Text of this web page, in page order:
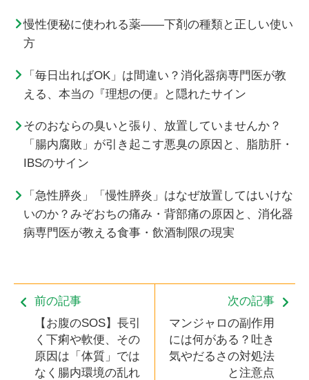
慢性便秘に使われる薬——下剤の種類と正しい使い
方
「毎日出ればOK」は間違い？消化器病専門医が教
える、本当の『理想の便』と隠れたサイン
そのおならの臭いと張り、放置していませんか？
「腸内腐敗」が引き起こす悪臭の原因と、脂肪肝・
IBSのサイン
「急性膵炎」「慢性膵炎」はなぜ放置してはいけな
いのか？みぞおちの痛み・背部痛の原因と、消化器
病専門医が教える食事・飲酒制限の現実
前の記事
【お腹のSOS】長引
く下痢や軟便、その
原因は「体質」では
なく腸内環境の乱れ
次の記事
マンジャロの副作用
には何がある？吐き
気やだるさの対処法
と注意点